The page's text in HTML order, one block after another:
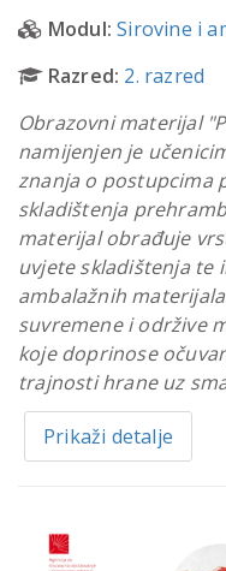
Modul: Sirovine i
Razred: 2. razred
Obrazovni materijal
namijenjen je
znanja o postupcima
skladištenja
materijal obrađuje
uvjete skladištenja te
ambalažnih
suvremene i održive
koje doprinose
trajnosti hrane uz
Prikaži detalje